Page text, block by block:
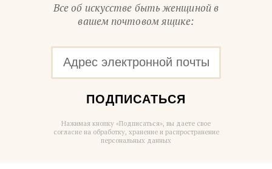
Все об искусстве быть женщиной в
вашем почтовом ящике:
ПОДПИСАТЬСЯ
Нажимая кнопку «Подписаться», вы даете свое
согласие на обработку, хранение и распространение
персональных данных